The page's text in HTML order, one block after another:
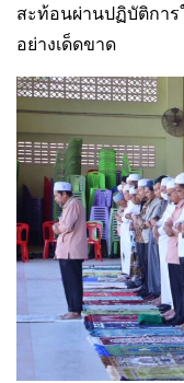
สะท้อนผ่านปฏิบัติกา
อย่างเด็ดขาด